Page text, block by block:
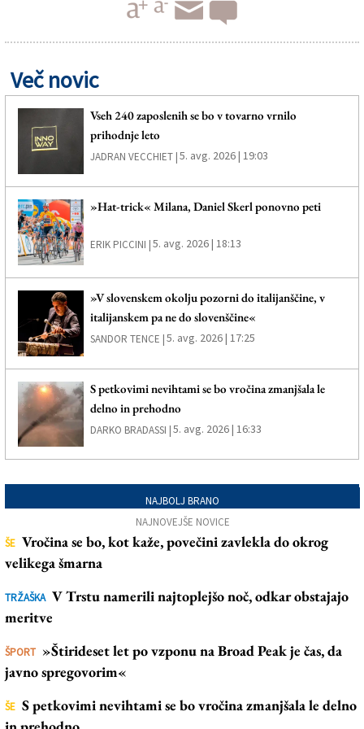
Več novic
Vseh 240 zaposlenih se bo v tovarno vrnilo
prihodnje leto
JADRAN VECCHIET |5. avg. 2026 | 19:03
»Hat-trick« Milana, Daniel Skerl ponovno peti
ERIK PICCINI |5. avg. 2026 | 18:13
»V slovenskem okolju pozorni do italijanščine, v
italijanskem pa ne do slovenščine«
SANDOR TENCE |5. avg. 2026 | 17:25
S petkovimi nevihtami se bo vročina zmanjšala le
delno in prehodno
DARKO BRADASSI |5. avg. 2026 | 16:33
NAJBOLJ BRANO
NAJNOVEJŠE NOVICE
ŠE Vročina se bo, kot kaže, povečini zavlekla do okrog
velikega šmarna
TRŽAŠKA V Trstu namerili najtoplejšo noč, odkar obstajajo
meritve
ŠPORT »Štirideset let po vzponu na Broad Peak je čas, da
javno spregovorim«
ŠE S petkovimi nevihtami se bo vročina zmanjšala le delno